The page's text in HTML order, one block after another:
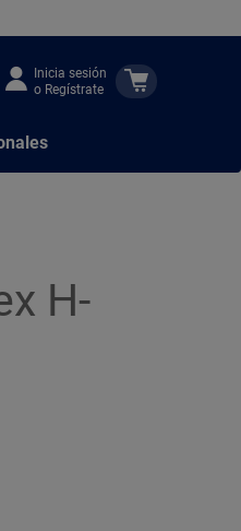
Inicia sesión
o Regístrate
H-